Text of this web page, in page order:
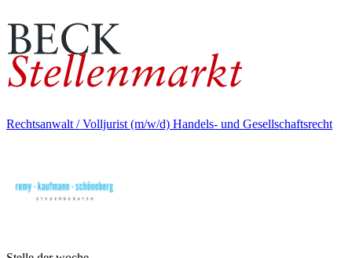
Rechtsanwalt / Volljurist (m/w/d) Handels- und Gesellschaftsrecht